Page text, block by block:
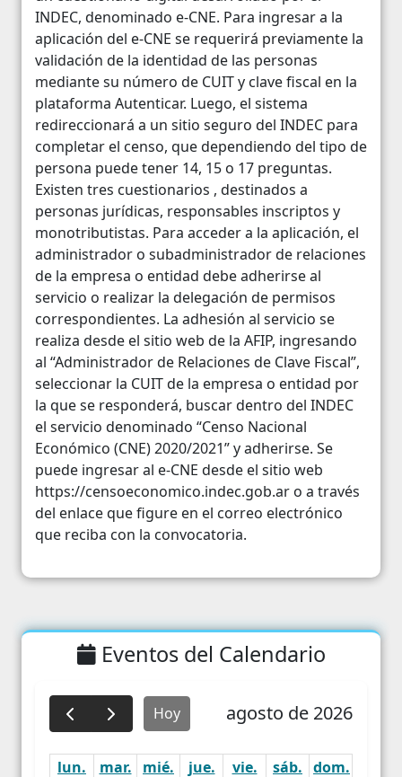
INDEC, denominado e-CNE. Para ingresar a la
aplicación del e-CNE se requerirá previamente la
validación de la identidad de las personas
mediante su número de CUIT y clave fiscal en la
plataforma Autenticar. Luego, el sistema
redireccionará a un sitio seguro del INDEC para
completar el censo, que dependiendo del tipo de
persona puede tener 14, 15 o 17 preguntas.
Existen tres cuestionarios , destinados a
personas jurídicas, responsables inscriptos y
monotributistas. Para acceder a la aplicación, el
administrador o subadministrador de relaciones
de la empresa o entidad debe adherirse al
servicio o realizar la delegación de permisos
correspondientes. La adhesión al servicio se
realiza desde el sitio web de la AFIP, ingresando
al “Administrador de Relaciones de Clave Fiscal”,
seleccionar la CUIT de la empresa o entidad por
la que se responderá, buscar dentro del INDEC
el servicio denominado “Censo Nacional
Económico (CNE) 2020/2021” y adherirse. Se
puede ingresar al e-CNE desde el sitio web
https://censoeconomico.indec.gob.ar o a través
del enlace que figure en el correo electrónico
que reciba con la convocatoria.
Eventos del Calendario
Hoy agosto de 2026
lun. mar. mié. jue. vie. sáb. dom.